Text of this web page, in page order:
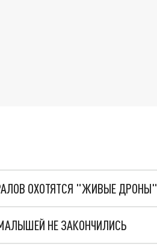
ОХОТЯТСЯ "ЖИВЫЕ ДРОНЫ"
НЕ ЗАКОНЧИЛИСЬ